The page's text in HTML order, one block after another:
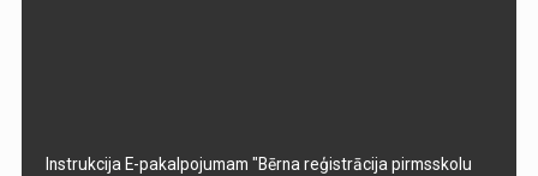
Instrukcija E-pakalpojumam "Bērna reģistrācija pirmsskolu